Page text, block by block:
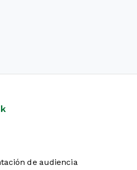
de audiencia